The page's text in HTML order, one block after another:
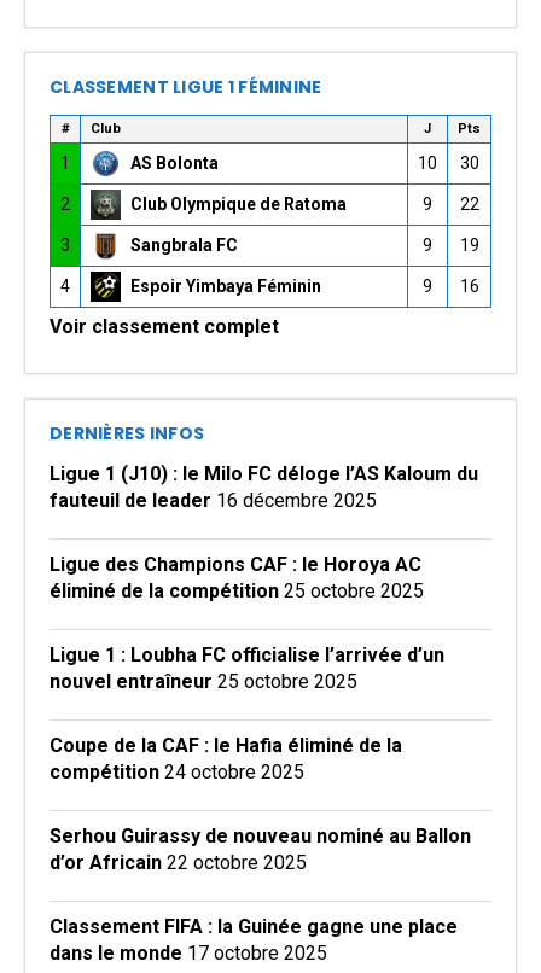
CLASSEMENT LIGUE 1 FÉMININE
# Club J Pts
1 AS Bolonta 10 30
2 Club Olympique de Ratoma 9 22
3 Sangbrala FC 9 19
4 Espoir Yimbaya Féminin 9 16
Voir classement complet
DERNIÈRES INFOS
Ligue 1 (J10) : le Milo FC déloge l’AS Kaloum du
fauteuil de leader 16 décembre 2025
Ligue des Champions CAF : le Horoya AC
éliminé de la compétition 25 octobre 2025
Ligue 1 : Loubha FC officialise l’arrivée d’un
nouvel entraîneur 25 octobre 2025
Coupe de la CAF : le Hafia éliminé de la
compétition 24 octobre 2025
Serhou Guirassy de nouveau nominé au Ballon
d’or Africain 22 octobre 2025
Classement FIFA : la Guinée gagne une place
dans le monde 17 octobre 2025